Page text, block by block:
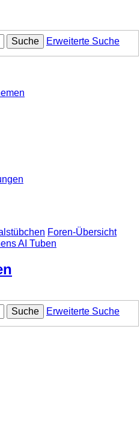
Suche Erweiterte Suche
Foren-Übersicht
AI Tuben
Suche
Erweiterte Suche